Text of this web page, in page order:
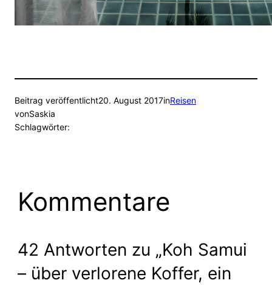
Beitrag veröffentlicht20. August 2017inReisen
vonSaskia
Schlagwörter:
Kommentare
42 Antworten zu „Koh Samui
– über verlorene Koffer, ein